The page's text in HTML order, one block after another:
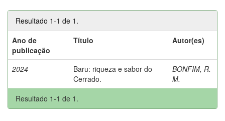
Resultado 1-1 de 1.
Ano de
publicação
Título Autor(es)
2024
Baru: riqueza e sabor do
Cerrado.
BONFIM, R.
M.
Resultado 1-1 de 1.